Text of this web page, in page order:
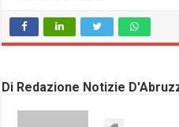
Di Redazione Notizie